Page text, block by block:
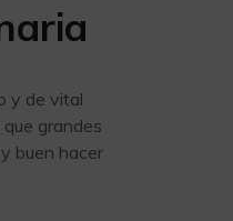
y de vital
que grandes
buen hacer